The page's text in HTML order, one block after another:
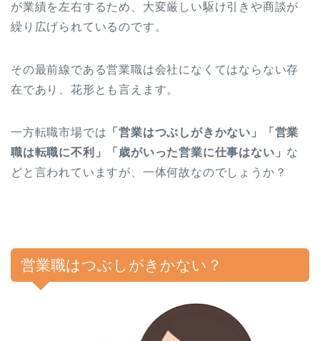
が業績を左右するため、大変厳しい駆け引きや商談が
繰り広げられているのです。
その最前線である営業職は会社になくてはならない存
在であり、花形とも言えます。
一方転職市場では 「営業はつぶしがきかない」「営業
職は転職に不利」「歳がいった営業に仕事はない」 な
どと言われていますが、一体何故なのでしょうか？
営業職はつぶしがきかない？